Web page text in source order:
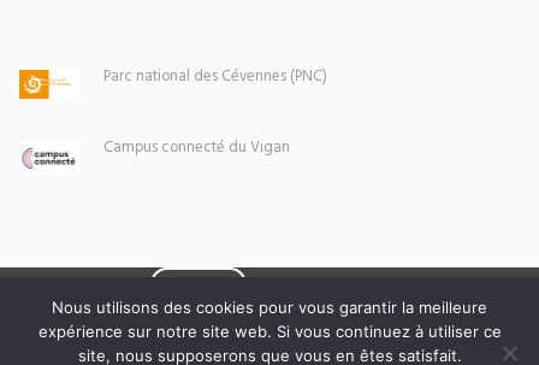
Parc national des Cévennes (PNC)
Campus connecté du Vigan
Mentions légales
Nous utilisons des cookies pour vous garantir la meilleure
expérience sur notre site web. Si vous continuez à utiliser ce
site, nous supposerons que vous en êtes satisfait.